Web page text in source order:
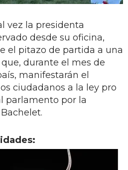
vez la presidenta
desde su oficina,
el pitazo de partida a una
durante el mes de
manifestarán el
ciudadanos a la ley pro
parlamento por la